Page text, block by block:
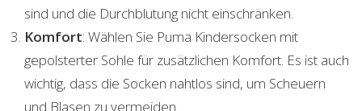
sind und die Durchblutung nicht einschränken.
Komfort: Wählen Sie Puma Kindersocken mit
gepolsterter Sohle für zusätzlichen Komfort. Es ist auch
wichtig, dass die Socken nahtlos sind, um Scheuern
und Blasen zu vermeiden.